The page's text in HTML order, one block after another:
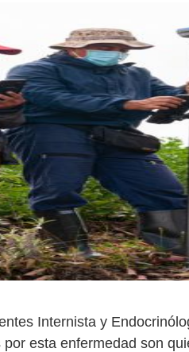
Internista y
esta enfermedad son